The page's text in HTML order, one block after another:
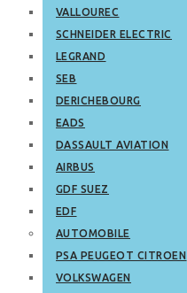
VALLOUREC
SCHNEIDER ELECTRIC
LEGRAND
SEB
DERICHEBOURG
EADS
DASSAULT AVIATION
AIRBUS
GDF SUEZ
EDF
AUTOMOBILE
PSA PEUGEOT CITROEN
VOLKSWAGEN